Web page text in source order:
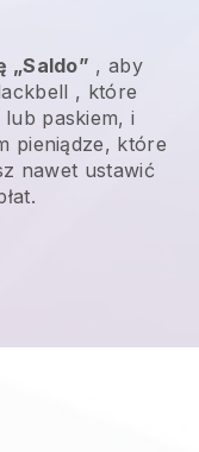
„Saldo” , aby
, które
paskiem, i
pieniądze, które
nawet ustawić